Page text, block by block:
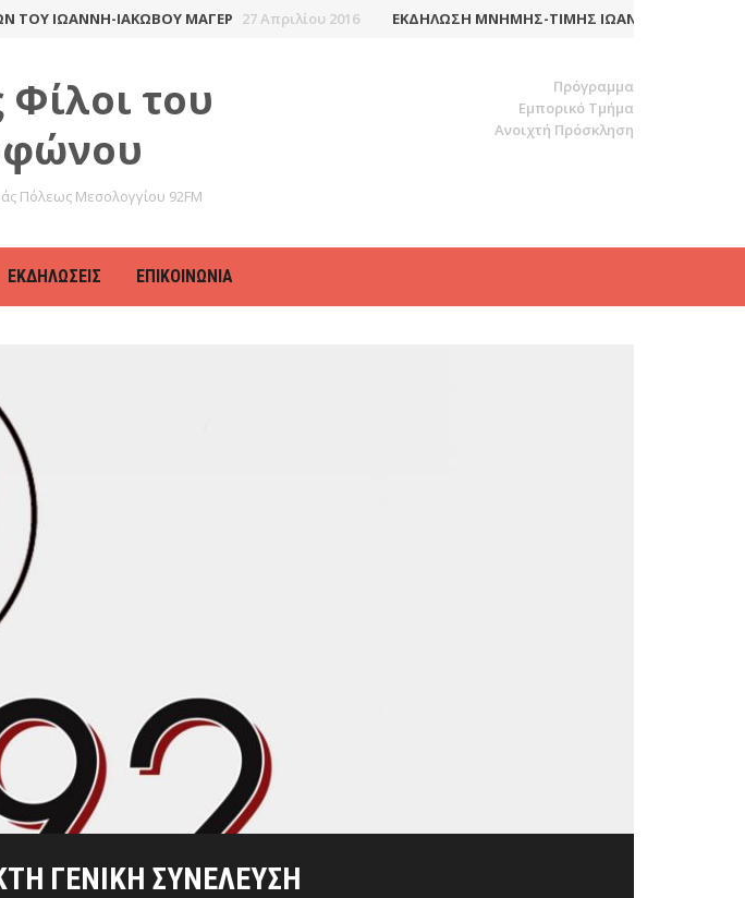
ΙΩΆΝΝΗ-ΙΑΚΏΒΟΥ ΜΆΓΕΡ 27 Απριλίου 2016 ΕΚΔΉΛΩΣΗ ΜΝΉΜΗΣ-ΤΙΜΉΣ ΙΩΆΝΝΗ-ΙΑΚΏΒΟΥ
του
Πόλεως Μεσολογγίου 92FM
Πρόγραμμα
Εμπορικό Τμήμα
Ανοιχτή Πρόσκληση
ΕΚΔΗΛΏΣΕΙΣ ΕΠΙΚΟΙΝΩΝΊΑ
ΣΤΑΘΜΟΎ ΜΕΣΟΛΟΓΓΊΟΥ
ΜΑΧΏΝ ΣΤΑ ΚΡΊΣΙΜΑ ΈΤΗ 1825-1827
ΓΕΝΙΚΗ ΣΥΝΕΛΕΥΣΗ
ΕΛΕΥΘΈΡΩΝ ΠΟΛΙΟΡΚΗΜΈΝΩΝ
ΣΥΝΈΛΕΥΣΗΣ